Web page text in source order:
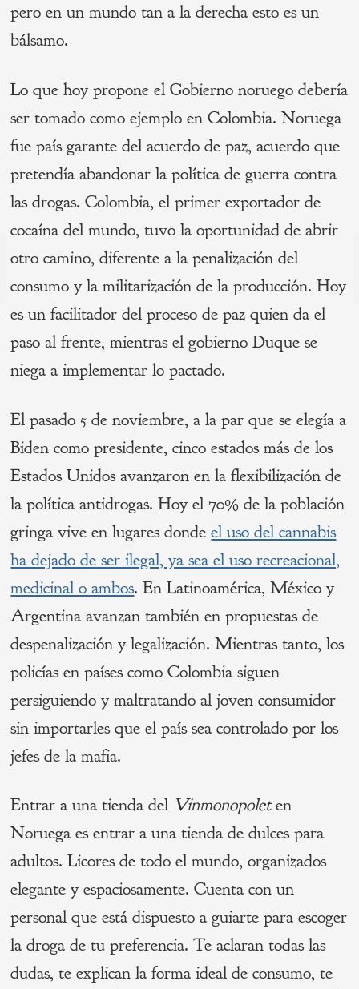
pero en un mundo tan a la derecha esto es un
bálsamo.
Lo que hoy propone el Gobierno noruego debería
ser tomado como ejemplo en Colombia. Noruega
fue país garante del acuerdo de paz, acuerdo que
pretendía abandonar la política de guerra contra
las drogas. Colombia, el primer exportador de
cocaína del mundo, tuvo la oportunidad de abrir
otro camino, diferente a la penalización del
consumo y la militarización de la producción. Hoy
es un facilitador del proceso de paz quien da el
paso al frente, mientras el gobierno Duque se
niega a implementar lo pactado.
El pasado 5 de noviembre, a la par que se elegía a
Biden como presidente, cinco estados más de los
Estados Unidos avanzaron en la flexibilización de
la política antidrogas. Hoy el 70% de la población
gringa vive en lugares dondeel uso del cannabis
ha dejado de ser ilegal, ya sea el uso recreacional,
medicinal o ambos. En Latinoamérica, México y
Argentina avanzan también en propuestas de
despenalización y legalización. Mientras tanto, los
policías en países como Colombia siguen
persiguiendo y maltratando al joven consumidor
sin importarles que el país sea controlado por los
jefes de la mafia.
Entrar a una tienda del Vinmonopoleten
Noruega es entrar a una tienda de dulces para
adultos. Licores de todo el mundo, organizados
elegante y espaciosamente. Cuenta con un
personal que está dispuesto a guiarte para escoger
la droga de tu preferencia. Te aclaran todas las
dudas, te explican la forma ideal de consumo, te
Navegación
de
entradas